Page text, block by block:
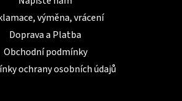
výměna, vrácení
Doprava a Platba
Obchodní podmínky
ochrany osobních údajů